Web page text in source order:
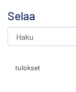
Selaa
tulokset